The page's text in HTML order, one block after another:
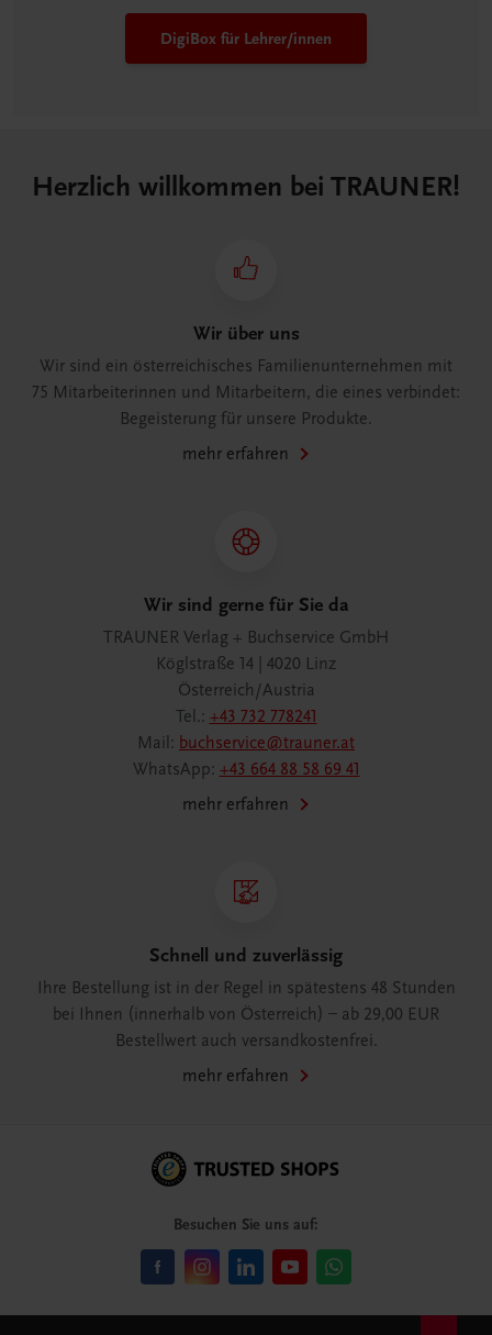
DigiBox für Lehrer/innen
Herzlich willkommen bei TRAUNER!
Wir über uns
Wir sind ein österreichisches Familienunternehmen mit
75 Mitarbeiterinnen und Mitarbeitern, die eines verbindet:
Begeisterung für unsere Produkte.
mehr erfahren
Wir sind gerne für Sie da
TRAUNER Verlag + Buchservice GmbH
Köglstraße 14 | 4020 Linz
Österreich/Austria
Tel.: +43 732 778241
Mail: buchservice@trauner.at
WhatsApp: +43 664 88 58 69 41
mehr erfahren
Schnell und zuverlässig
Ihre Bestellung ist in der Regel in spätestens 48 Stunden
bei Ihnen (innerhalb von Österreich) – ab 29,00 EUR
Bestellwert auch versandkostenfrei.
mehr erfahren
Besuchen Sie uns auf: